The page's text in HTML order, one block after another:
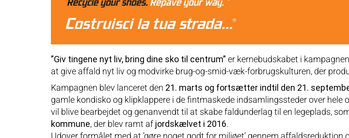
”Giv tingene nyt liv, bring dine sko til centrum” er kernebudskabet i
at give affald nyt liv og modvirke brug-og-smid-væk-forbrugskulturen, der
Kampagnen blev lanceret den 21. marts og fortsætter indtil den 21.
gamle kondisko og klipklappere i de fintmaskede indsamlingssteder over hele
vil blive bearbejdet og genanvendt til at skabe faldunderlag til en legeplads,
kommune, der blev ramt af jordskælvet i 2016.
Udover formålet med at ’gøre noget godt for miljøet’ gennem